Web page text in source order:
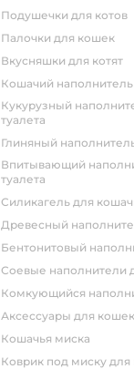
подушечки для котов
палочки для кошек
вкусняшки для котят
кошачий
кукурузный наполнитель для кошачьего
туалета
глиняный
впитывающий наполнитель для кошачьего
туалета
силикагель для
древесный
бентонитовый
соевые наполнители
комкующийся
аксессуары для кошек
кошачья миска
коврик под миску